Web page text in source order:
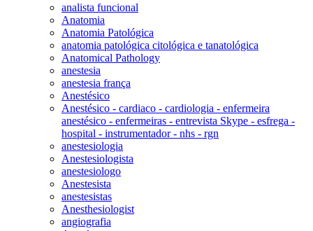
analista funcional
Anatomia
Anatomia Patológica
anatomia patológica citológica e tanatológica
Anatomical Pathology
anestesia
anestesia frança
Anestésico
Anestésico - cardiaco - cardiologia - enfermeira
anestésico - enfermeiras - entrevista Skype - esfrega -
hospital - instrumentador - nhs - rgn
anestesiologia
Anestesiologista
anestesiologo
Anestesista
anestesistas
Anesthesiologist
angiografia